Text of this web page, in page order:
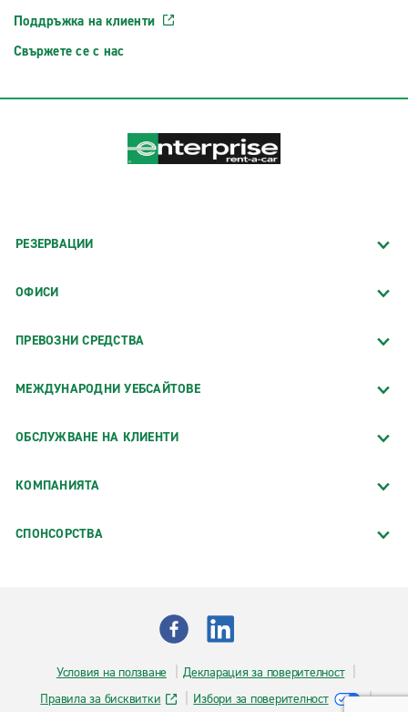
Поддръжка на клиенти
Свържете се с нас
РЕЗЕРВАЦИИ
ОФИСИ
ПРЕВОЗНИ СРЕДСТВА
МЕЖДУНАРОДНИ УЕБСАЙТОВЕ
ОБСЛУЖВАНЕ НА КЛИЕНТИ
КОМПАНИЯТА
СПОНСОРСТВA
Условия на ползване
Декларация за поверителност
Правила за бисквитки
Избори за поверителност